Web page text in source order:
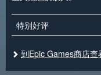
特别好评
到Epic Games商店查